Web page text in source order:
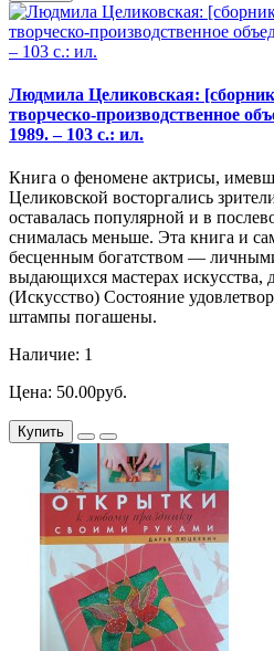
Людмила Целиковская:
творческо-производственное
1989. – 103 с.: ил.
Книга о феномене актрисы,
Целиковской восторгались
оставалась популярной и в
снималась меньше. Эта книга и
бесценным богатством —
выдающихся мастерах искусства,
(Искусство) Состояние
штампы погашены.
Наличие: 1
Цена: 50.00руб.
Купить